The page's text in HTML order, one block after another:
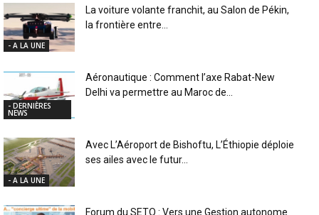
- A LA UNE
La voiture volante franchit, au Salon de Pékin,
la frontière entre...
- DERNIÈRES
NEWS
Aéronautique : Comment l’axe Rabat-New
Delhi va permettre au Maroc de...
- A LA UNE
Avec L’Aéroport de Bishoftu, L’Éthiopie déploie
ses ailes avec le futur...
Forum du SETO : Vers une Gestion autonome